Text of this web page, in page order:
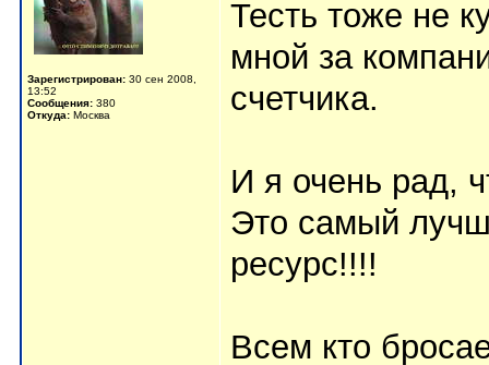
Зарегистрирован: 30 сен 2008,
13:52
Сообщения: 380
Откуда: Москва
Тесть тоже не
мной за
счетчика.
И я очень рад,
Это самый
ресурс!!!!
Всем кто